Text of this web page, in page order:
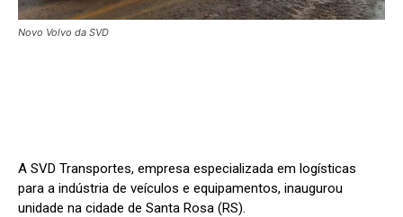
Novo Volvo da SVD
A SVD Transportes, empresa especializada em logísticas
para a indústria de veículos e equipamentos, inaugurou
unidade na cidade de Santa Rosa (RS).